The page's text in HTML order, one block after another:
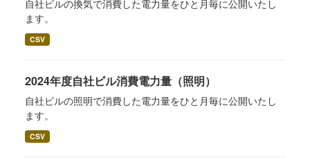
自社ビルの換気で消費した電力量をひと月毎に公開いたし
ます。
CSV
2024年度自社ビル消費電力量（照明）
自社ビルの照明で消費した電力量をひと月毎に公開いたし
ます。
CSV